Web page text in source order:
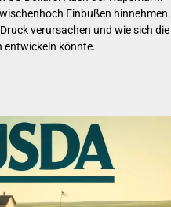
Einbußen hinnehmen.
verursachen und wie sich die
entwickeln könnte.